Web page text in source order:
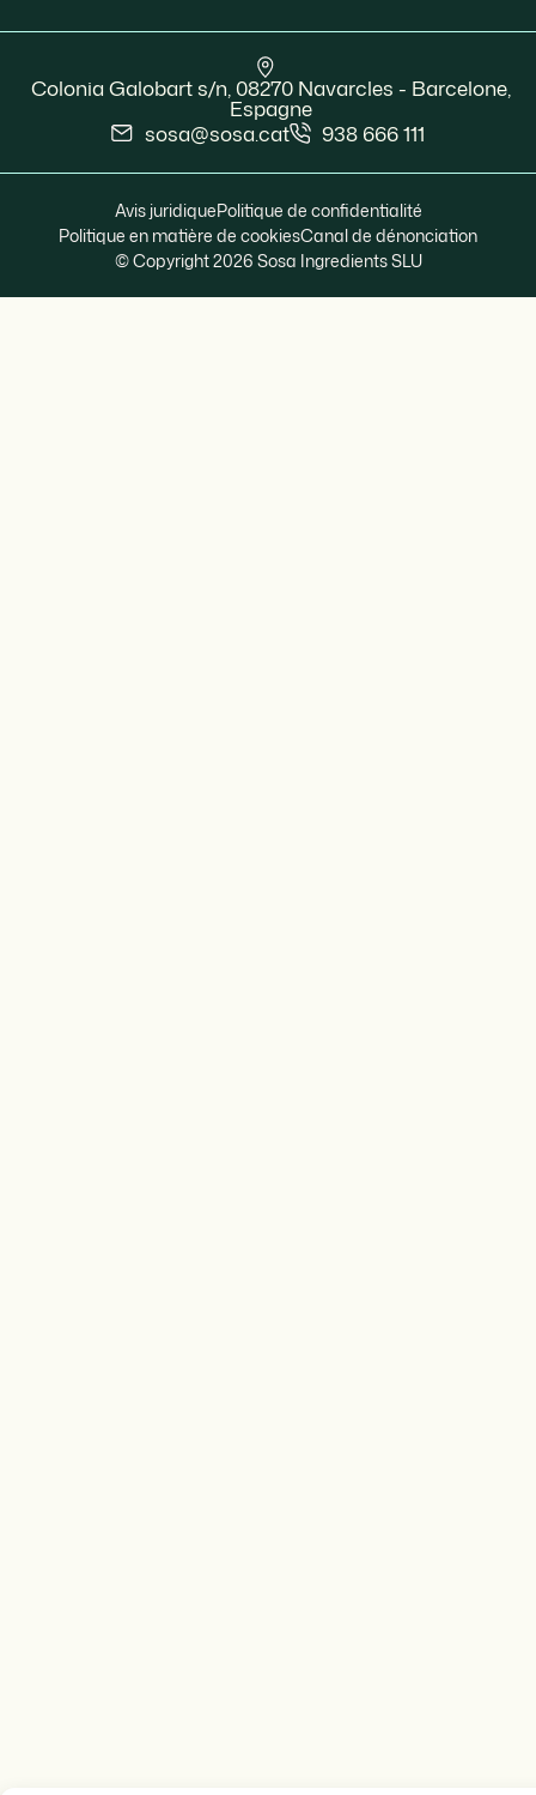
Colonia Galobart s/n, 08270 Navarcles - Barcelone,
Espagne
sosa@sosa.cat
938 666 111
Avis juridiquePolitique de confidentialité
Politique en matière de cookiesCanal de dénonciation
© Copyright 2026 Sosa Ingredients SLU